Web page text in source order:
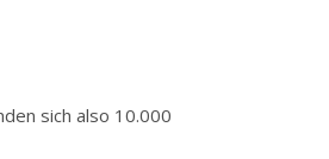
sich also 10.000